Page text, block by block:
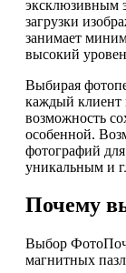
эксклюзивным
загрузки
занимает
высокий
Выбирая
каждый клиент
возможность
особенной.
фотографий
уникальным и
Почему
Выбор
магнитных